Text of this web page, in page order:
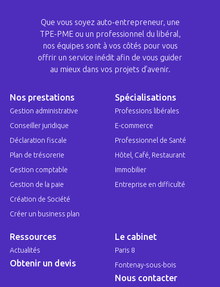
Que vous soyez auto-entrepreneur, une
TPE-PME ou un professionnel du libéral,
nos équipes sont à vos côtés pour vous
offrir un service inédit afin de vous guider
au mieux dans vos projets d’avenir.
Nos prestations
Gestion administrative
Conseiller juridique
Déclaration fiscale
Plan de trésorerie
Gestion comptable
Gestion de la paie
Création de Société
Créer un business plan
Spécialisations
Professions libérales
E-commerce
Professionnel de Santé
Hôtel, Café, Restaurant
Immobilier
Entreprise en difficulté
Ressources
Actualités
Obtenir un devis
Le cabinet
Paris 8
Fontenay-sous-bois
Nous contacter